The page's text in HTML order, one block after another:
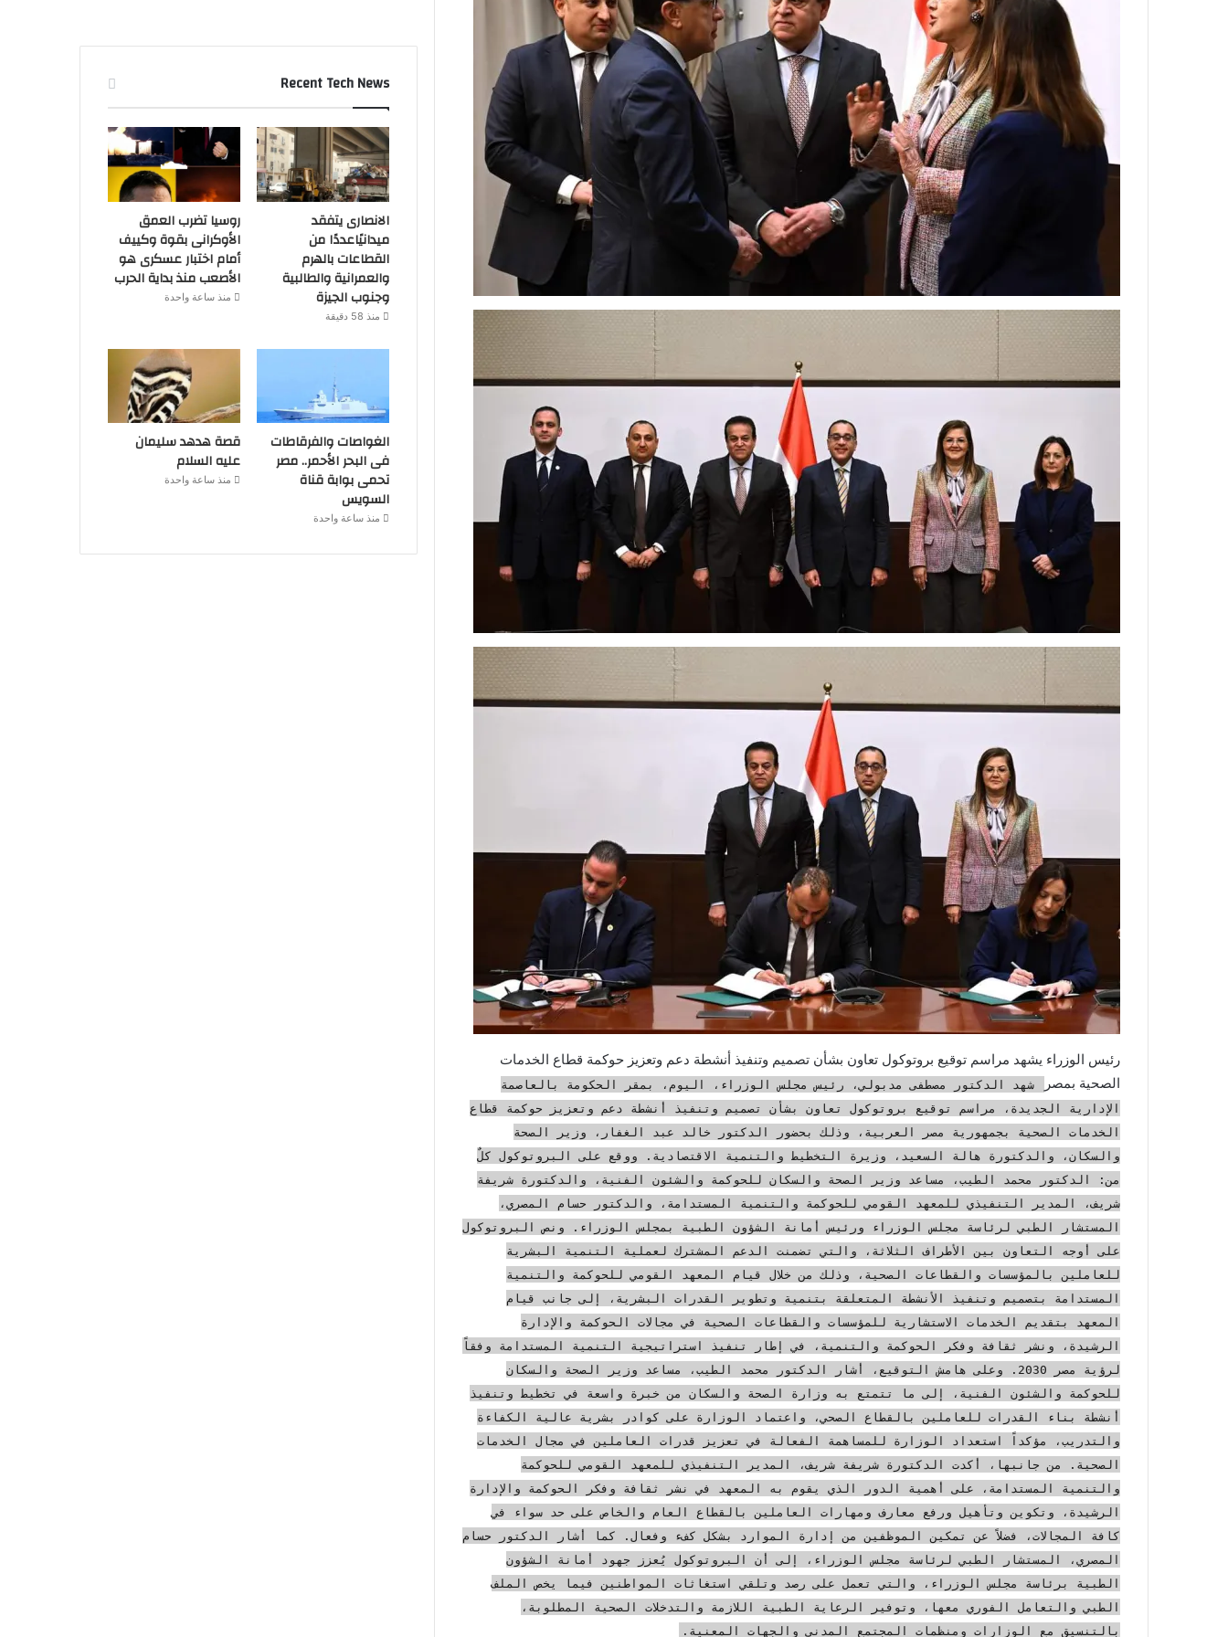
رئيس الوزراء يشهد مراسم توقيع بروتوكول تعاون بشأن تصميم وتنفيذ أنشطة دعم وتعزيز حوكمة قطاع الخدمات
الصحية بمصر
شهد الدكتور مصطفى مدبولي، رئيس مجلس الوزراء، اليوم، بمقر الحكومة بالعاصمة
الإدارية الجديدة، مراسم توقيع بروتوكول تعاون بشأن تصميم وتنفيذ أنشطة دعم وتعزيز حوكمة قطاع
الخدمات الصحية بجمهورية مصر العربية، وذلك بحضور الدكتور خالد عبد الغفار، وزير الصحة
والسكان، والدكتورة هالة السعيد، وزيرة التخطيط والتنمية الاقتصادية. ووقع على البروتوكول كلٌ
من: الدكتور محمد الطيب، مساعد وزير الصحة والسكان للحوكمة والشئون الفنية، والدكتورة شريفة
شريف، المدير التنفيذي للمعهد القومي للحوكمة والتنمية المستدامة، والدكتور حسام المصري،
المستشار الطبي لرئاسة مجلس الوزراء ورئيس أمانة الشؤون الطبية بمجلس الوزراء. ونص البروتوكول
على أوجه التعاون بين الأطراف الثلاثة، والتي تضمنت الدعم المشترك لعملية التنمية البشرية
للعاملين بالمؤسسات والقطاعات الصحية، وذلك من خلال قيام المعهد القومي للحوكمة والتنمية
المستدامة بتصميم وتنفيذ الأنشطة المتعلقة بتنمية وتطوير القدرات البشرية، إلى جانب قيام
المعهد بتقديم الخدمات الاستشارية للمؤسسات والقطاعات الصحية في مجالات الحوكمة والإدارة
الرشيدة، ونشر ثقافة وفكر الحوكمة والتنمية، في إطار تنفيذ استراتيجية التنمية المستدامة وفقاً
لرؤية مصر 2030. وعلى هامش التوقيع، أشار الدكتور محمد الطيب، مساعد وزير الصحة والسكان
للحوكمة والشئون الفنية، إلى ما تتمتع به وزارة الصحة والسكان من خبرة واسعة في تخطيط وتنفيذ
أنشطة بناء القدرات للعاملين بالقطاع الصحي، واعتماد الوزارة على كوادر بشرية عالية الكفاءة
والتدريب، مؤكداً استعداد الوزارة للمساهمة الفعالة في تعزيز قدرات العاملين في مجال الخدمات
الصحية. من جانبها، أكدت الدكتورة شريفة شريف، المدير التنفيذي للمعهد القومي للحوكمة
والتنمية المستدامة، على أهمية الدور الذي يقوم به المعهد في نشر ثقافة وفكر الحوكمة والإدارة
الرشيدة، وتكوين وتأهيل ورفع معارف ومهارات العاملين بالقطاع العام والخاص على حد سواء في
كافة المجالات، فضلاً عن تمكين الموظفين من إدارة الموارد بشكل كفء وفعال. كما أشار الدكتور حسام
المصري، المستشار الطبي لرئاسة مجلس الوزراء، إلى أن البروتوكول يُعزز جهود أمانة الشؤون
الطبية برئاسة مجلس الوزراء، والتي تعمل على رصد وتلقي استغاثات المواطنين فيما يخص الملف
الطبي والتعامل الفوري معها، وتوفير الرعاية الطبية اللازمة والتدخلات الصحية المطلوبة،
بالتنسيق مع الوزارات ومنظمات المجتمع المدني والجهات المعنية.
Recent Tech News
الانصارى يتفقد
ميدانيًاعددًا من
القطاعات بالهرم
والعمرانية والطالبية
وجنوب الجيزة
منذ 58 دقيقة
روسيا تضرب العمق
الأوكرانى بقوة وكييف
أمام اختبار عسكرى هو
الأصعب منذ بداية الحرب
منذ ساعة واحدة
الغواصات والفرقاطات
فى البحر الأحمر.. مصر
تحمى بوابة قناة
السويس
منذ ساعة واحدة
قصة هدهد سليمان
عليه السلام
منذ ساعة واحدة